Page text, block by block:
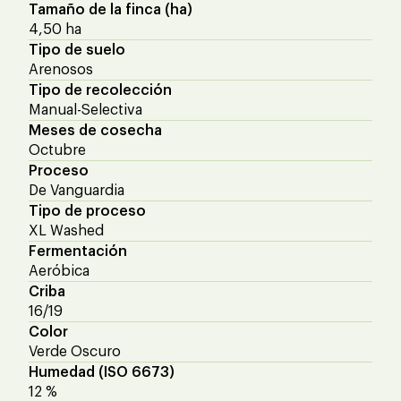
Tamaño de la finca (ha)
4,50 ha
Tipo de suelo
Arenosos
Tipo de recolección
Manual-Selectiva
Meses de cosecha
Octubre
Proceso
De Vanguardia
Tipo de proceso
XL Washed
Fermentación
Aeróbica
Criba
16/19
Color
Verde Oscuro
Humedad (ISO 6673)
12 %